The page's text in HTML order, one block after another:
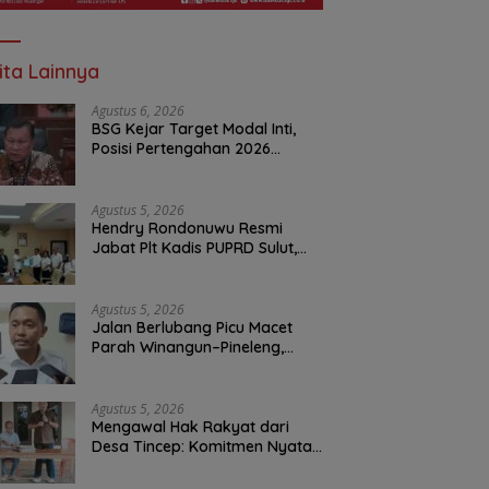
Lainnya
Agustus 6, 2026
BSG Kejar Target Modal Inti,
Posisi Pertengahan 2026
Agustus 5, 2026
Hendry Rondonuwu Resmi
Jabat Plt Kadis PUPRD Sulut,
Layanan Publik
Agustus 5, 2026
Jalan Berlubang Picu Macet
Parah Winangun–Pineleng,
Malam Ini
Agustus 5, 2026
Mengawal Hak Rakyat dari
Desa Tincep: Komitmen Nyata